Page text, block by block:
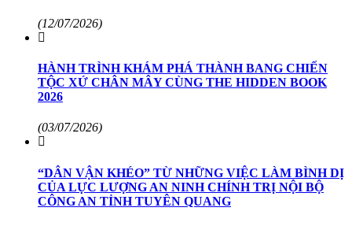
(12/07/2026)
HÀNH TRÌNH KHÁM PHÁ THÀNH BANG CHIẾN
TỘC XỨ CHÂN MÂY CÙNG THE HIDDEN BOOK
2026
(03/07/2026)
“DÂN VẬN KHÉO” TỪ NHỮNG VIỆC LÀM BÌNH DỊ
CỦA LỰC LƯỢNG AN NINH CHÍNH TRỊ NỘI BỘ
CÔNG AN TỈNH TUYÊN QUANG